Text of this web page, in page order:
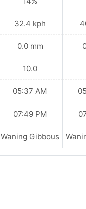
32.4 kph
0.0 mm
10.0
05:37 AM
07:49 PM
Waning Gibbous